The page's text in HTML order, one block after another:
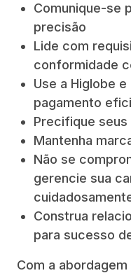
Comunique-se
precisão
Lide com
conformidade
Use a Higlobe
pagamento
Precifique
Mantenha
Não se
gerencie sua
Construa
para sucesso
Com a